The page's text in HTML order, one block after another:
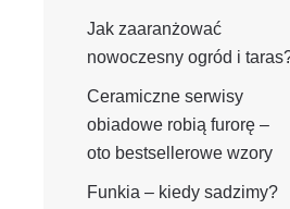
Jak zaaranżować
nowoczesny ogród i
Ceramiczne serwisy
obiadowe robią furorę –
oto bestsellerowe wzory
Funkia – kiedy sadzimy?